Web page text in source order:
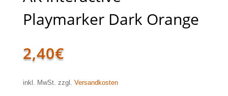
Playmarker Dark Orange
2,40€
inkl. MwSt. zzgl. Versandkosten